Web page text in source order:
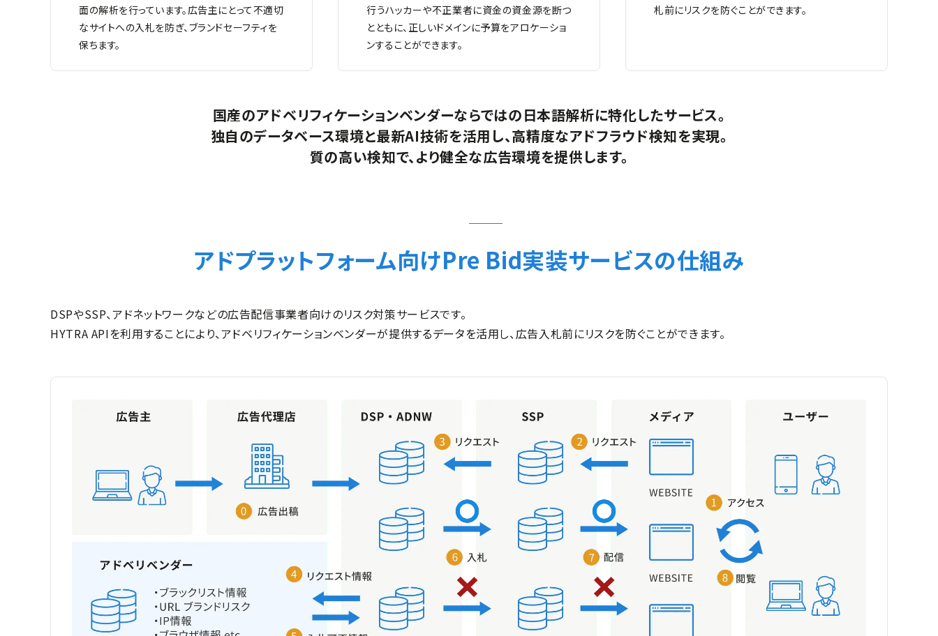
面の解析を行っています。広告主にとって不適切
なサイトへの入札を防ぎ、ブランドセーフティを
保ちます。
行うハッカーや不正業者に資金の資金源を断つ
とともに、正しいドメインに予算をアロケーショ
ンすることができます。
札前にリスクを防ぐことができます。
国産のアドベリフィケーションベンダーならではの日本語解析に特化したサービス。
独自のデータベース環境と最新AI技術を活用し、高精度なアドフラウド検知を実現。
質の高い検知で、より健全な広告環境を提供します。
アドプラットフォーム向けPre Bid実装サービスの仕組み
DSPやSSP、アドネットワークなどの広告配信事業者向けのリスク対策サービスです。
HYTRA APIを利用することにより、アドベリフィケーションベンダーが提供するデータを活用し、広告入札前にリスクを防ぐことができます。